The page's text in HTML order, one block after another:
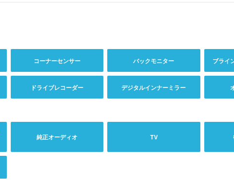
コーナーセンサー バックモニター ブライ
ドライブレコーダー デジタルインナーミラー
純正オーディオ TV